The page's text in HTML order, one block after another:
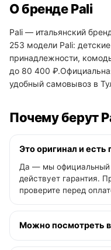
О бренде Pali
Pali — итальянский
253 модели Pali:
принадлежности,
до 80 400
удобный самовывоз в
Почему берут
Это оригинал и есть
Да — мы официальный
действует гарантия.
проверите перед
Можно посмотреть